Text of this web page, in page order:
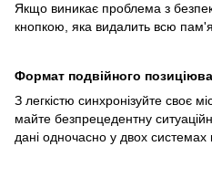
Якщо виникає проблема з
кнопкою, яка видалить всю
Формат подвійного
З легкістю синхронізуйте своє
майте безпрецедентну
дані одночасно у двох